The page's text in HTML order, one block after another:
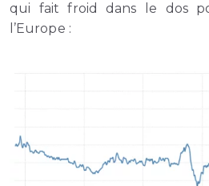
qui fait froid dans le dos
l’Europe :